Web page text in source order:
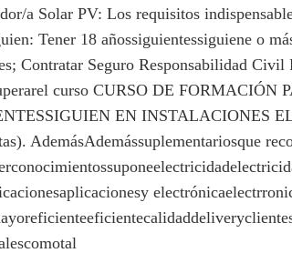
a Solar PV: Los requisitos
Tener 18 añossiguientessiguiene o
Contratar Seguro Responsabilidad
curso CURSO DE FORMACIÓN
EN INSTALACIONES
AdemásAdemássuplementariosque